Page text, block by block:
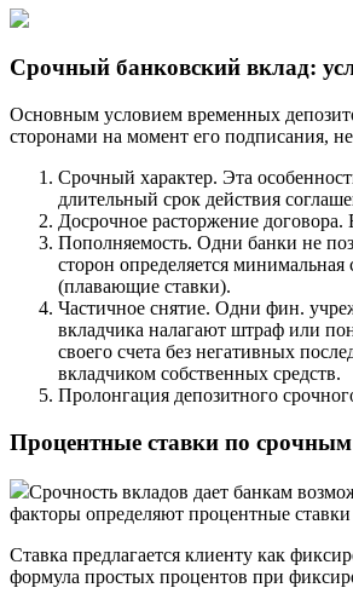
Срочный банковский вклад:
Основным условием временных
сторонами на момент его подписания,
Срочный характер. Эта
длительный срок действия
Досрочное расторжение
Пополняемость. Одни банки не
сторон определяется
(плавающие ставки).
Частичное снятие. Одни фин.
вкладчика налагают штраф или
своего счета без негативных
вкладчиком собственных средств.
Пролонгация депозитного
Процентные ставки по
Срочность вкладов дает банкам
факторы определяют процентные
Ставка предлагается клиенту как
формула простых процентов при